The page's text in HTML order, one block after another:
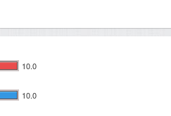
10.0
10.0